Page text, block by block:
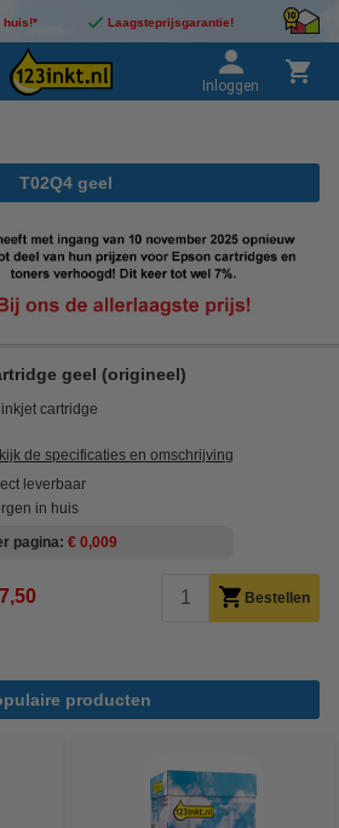
huis!* Laagsteprijsgarantie!
Inloggen
T02Q4 geel
geel (origineel)
inkjet cartridge
de specificaties en omschrijving
leverbaar
in huis
pagina € 0,009
Bestellen
producten